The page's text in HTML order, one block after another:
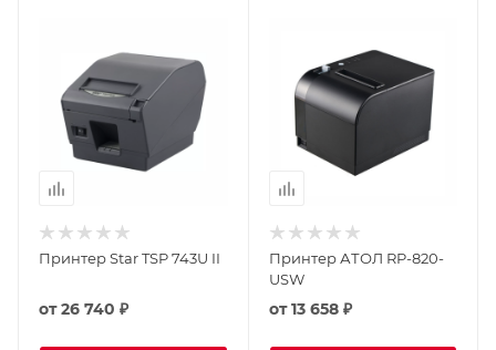
Принтер Star TSP 743U II
от26 740 ₽
Принтер АТОЛ RP-820-
USW
от13 658 ₽